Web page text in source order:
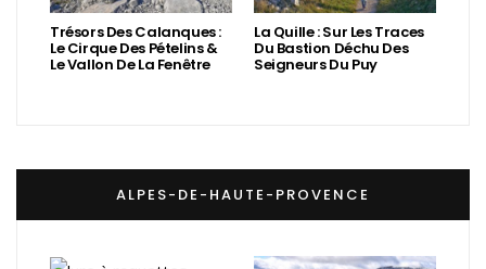
Trésors Des Calanques :
Le Cirque Des Pételins &
Le Vallon De La Fenêtre
La Quille : Sur Les Traces
Du Bastion Déchu Des
Seigneurs Du Puy
ALPES-DE-HAUTE-PROVENCE